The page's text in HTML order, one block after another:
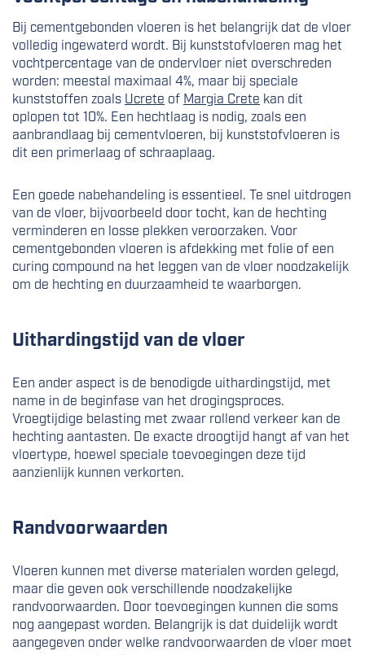
Bij cementgebonden vloeren is het belangrijk dat de vloer
volledig ingewaterd wordt. Bij kunststofvloeren mag het
vochtpercentage van de ondervloer niet overschreden
worden: meestal maximaal 4%, maar bij speciale
kunststoffen zoals Ucrete of Margia Crete kan dit
oplopen tot 10%. Een hechtlaag is nodig, zoals een
aanbrandlaag bij cementvloeren, bij kunststofvloeren is
dit een primerlaag of schraaplaag.
Een goede nabehandeling is essentieel. Te snel uitdrogen
van de vloer, bijvoorbeeld door tocht, kan de hechting
verminderen en losse plekken veroorzaken. Voor
cementgebonden vloeren is afdekking met folie of een
curing compound na het leggen van de vloer noodzakelijk
om de hechting en duurzaamheid te waarborgen.
Uithardingstijd van de vloer
Een ander aspect is de benodigde uithardingstijd, met
name in de beginfase van het drogingsproces.
Vroegtijdige belasting met zwaar rollend verkeer kan de
hechting aantasten. De exacte droogtijd hangt af van het
vloertype, hoewel speciale toevoegingen deze tijd
aanzienlijk kunnen verkorten.
Randvoorwaarden
Vloeren kunnen met diverse materialen worden gelegd,
maar die geven ook verschillende noodzakelijke
randvoorwaarden. Door toevoegingen kunnen die soms
nog aangepast worden. Belangrijk is dat duidelijk wordt
aangegeven onder welke randvoorwaarden de vloer moet